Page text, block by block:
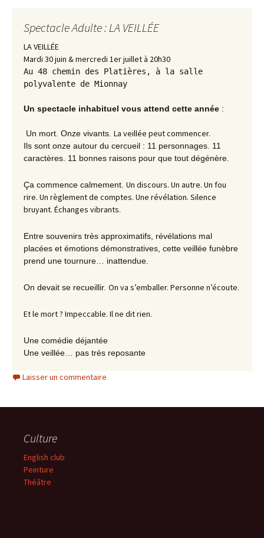
Spectacle Adulte : LA VEILLÉE
LA VEILLÉE
Mardi 30 juin & mercredi 1er juillet à 20h30
Au 48 chemin des Platières, à la salle
polyvalente de Mionnay
Un spectacle inhabituel vous attend cette année :
Un mort. Onze vivants. La veillée peut commencer.
Ils sont onze autour du cercueil : 11 personnages. 11
caractères. 11 bonnes raisons pour que tout dégénère.
Ça commence calmement. Un discours. Un autre. Un fou
rire. Un règlement de comptes. Une révélation. Silence
bruyant. Échanges vibrants.
Entre souvenirs très approximatifs, révélations mal
placées et émotions démonstratives, cette veillée funèbre
prend une tournure… inattendue.
On devait se recueillir. On va s’emballer. Personne n’écoute.
Et le mort ? Impeccable. Il ne dit rien.
Une comédie déjantée
Une veillée … pas très reposante
Laisser un commentaire
Culture
English club
Peinture
Théâtre